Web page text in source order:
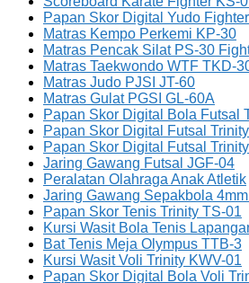
Papan Skor Digital Yudo
Matras Kempo Perkemi KP-30
Matras Pencak Silat PS-30
Matras Taekwondo WTF TKD-
Matras Judo PJSI JT-60
Matras Gulat PGSI GL-60A
Papan Skor Digital Bola Futsal
Papan Skor Digital Futsal
Papan Skor Digital Futsal
Jaring Gawang Futsal JGF-04
Peralatan Olahraga Anak Atletik
Jaring Gawang Sepakbola
Papan Skor Tenis Trinity TS-01
Kursi Wasit Bola Tenis
Bat Tenis Meja Olympus TTB-3
Kursi Wasit Voli Trinity KWV-01
Papan Skor Digital Bola Voli